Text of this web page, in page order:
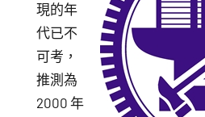
現的年
代已不
可考，
推測為
2000 年